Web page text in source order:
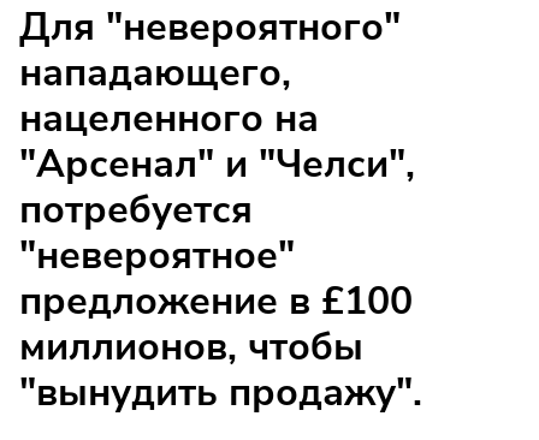
Для "невероятного"
нападающего,
нацеленного на
"Арсенал" и "Челси",
потребуется
"невероятное"
предложение в £100
миллионов, чтобы
"вынудить продажу".